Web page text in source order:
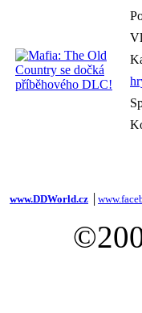
www.DDWorld.cz